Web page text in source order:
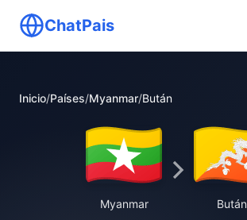
ChatPais
Inicio/Países/Myanmar/Bután
Myanmar Bután